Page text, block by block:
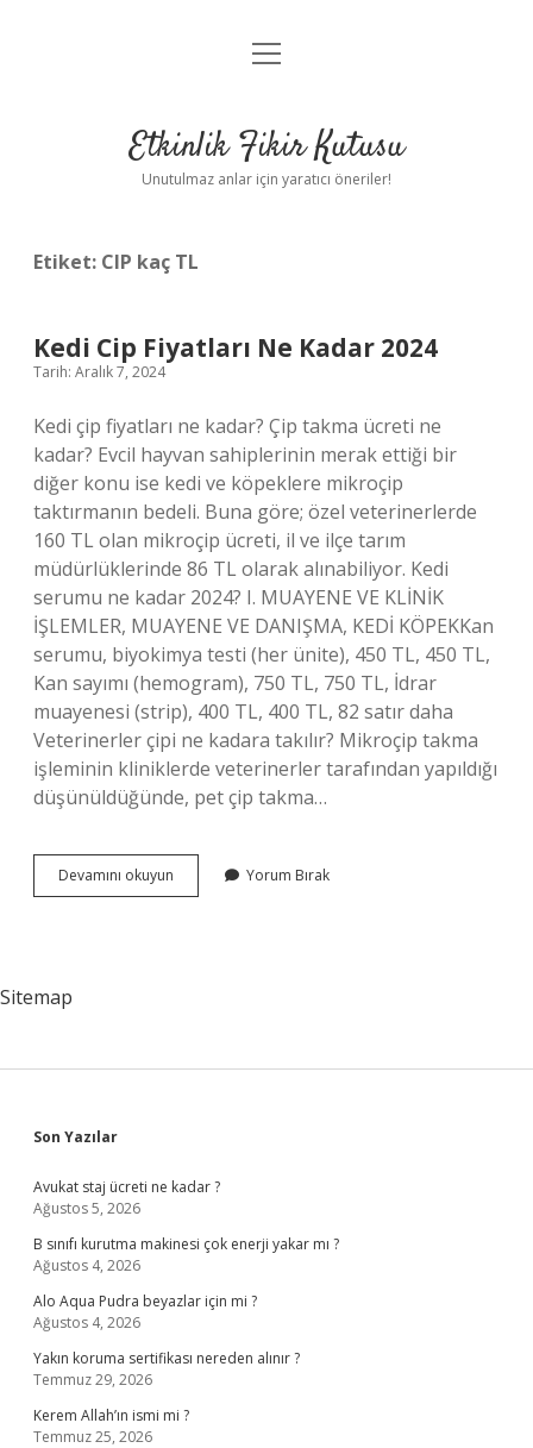
Anasayfa
Yasal Uyarı
menüyü
Etkinlik Fikir Kutusu
Unutulmaz anlar için yaratıcı öneriler!
Etiket: CIP kaç TL
Kedi Cip Fiyatları Ne Kadar 2024
Tarih: Aralık 7, 2024
Kedi çip fiyatları ne kadar? Çip takma ücreti ne
kadar? Evcil hayvan sahiplerinin merak ettiği bir
diğer konu ise kedi ve köpeklere mikroçip
taktırmanın bedeli. Buna göre; özel veterinerlerde
160 TL olan mikroçip ücreti, il ve ilçe tarım
müdürlüklerinde 86 TL olarak alınabiliyor. Kedi
serumu ne kadar 2024? I. MUAYENE VE KLİNİK
İŞLEMLER, MUAYENE VE DANIŞMA, KEDİ KÖPEKKan
serumu, biyokimya testi (her ünite), 450 TL, 450 TL,
Kan sayımı (hemogram), 750 TL, 750 TL, İdrar
muayenesi (strip), 400 TL, 400 TL, 82 satır daha
Veterinerler çipi ne kadara takılır? Mikroçip takma
işleminin kliniklerde veterinerler tarafından yapıldığı
düşünüldüğünde, pet çip takma…
Devamını okuyun
Cip
Yorum Bırak
Sitemap
Sidebar
Son Yazılar
Avukat staj ücreti ne kadar ?
Ağustos 5, 2026
B sınıfı kurutma makinesi çok enerji yakar mı ?
Ağustos 4, 2026
Alo Aqua Pudra beyazlar için mi ?
Ağustos 4, 2026
Yakın koruma sertifikası nereden alınır ?
Temmuz 29, 2026
Kerem Allah’ın ismi mi ?
Temmuz 25, 2026